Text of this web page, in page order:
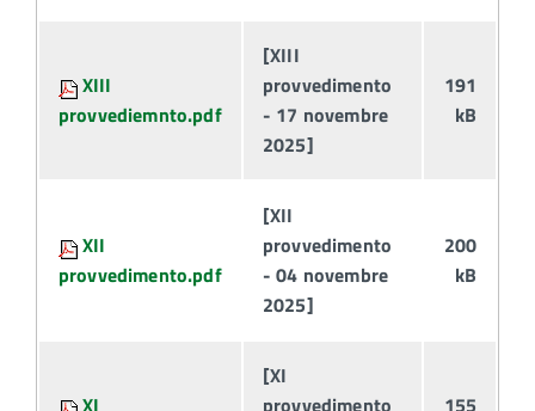
XIII
provvediemnto.pdf
[XIII
provvedimento
- 17 novembre
2025]
191
kB
XII
provvedimento.pdf
[XII
provvedimento
- 04 novembre
2025]
200
kB
XI
[XI
provvedimento
155